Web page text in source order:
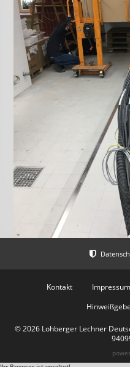
Kontakt Impressum
© 2026 Lohberger Lechner